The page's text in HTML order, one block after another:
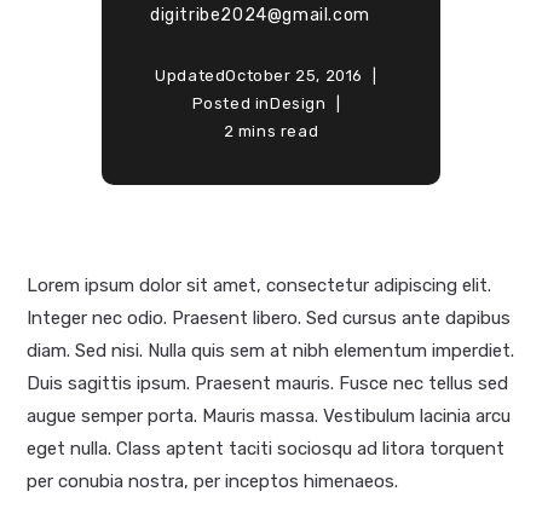
digitribe2024@gmail.com
UpdatedOctober 25, 2016
Posted inDesign
2 mins read
Lorem ipsum dolor sit amet, consectetur adipiscing elit.
Integer nec odio. Praesent libero. Sed cursus ante dapibus
diam. Sed nisi. Nulla quis sem at nibh elementum imperdiet.
Duis sagittis ipsum. Praesent mauris. Fusce nec tellus sed
augue semper porta. Mauris massa. Vestibulum lacinia arcu
eget nulla. Class aptent taciti sociosqu ad litora torquent
per conubia nostra, per inceptos himenaeos.